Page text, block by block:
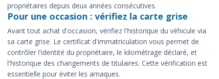
propriétaires depuis deux années consécutives.
Pour une occasion : vérifiez la carte grise
Avant tout achat d'occasion, vérifiez l'historique du véhicule via
sa carte grise. Le certificat d'immatriculation vous permet de
contrôler l'identité du propriétaire, le kilométrage déclaré, et
l'historique des changements de titulaires. Cette vérification est
essentielle pour éviter les arnaques.